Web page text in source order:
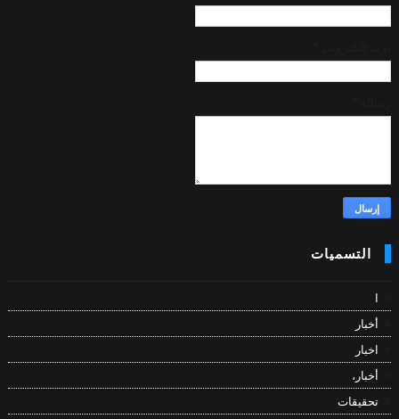
التسميات
أخبار
اخبار
أخبار،
تحقيقات